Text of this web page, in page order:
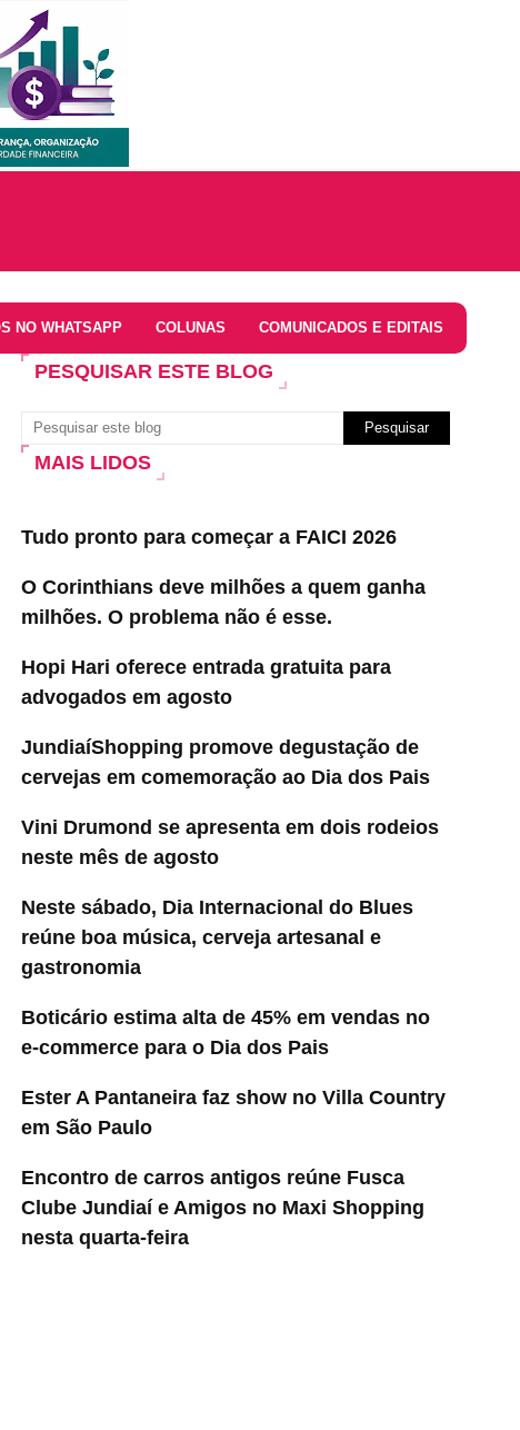
NO WHATSAPP COLUNAS COMUNICADOS E EDITAIS
PESQUISAR ESTE BLOG
MAIS LIDOS
Tudo pronto para começar a FAICI 2026
O Corinthians deve milhões a quem ganha
milhões. O problema não é esse.
Hopi Hari oferece entrada gratuita para
advogados em agosto
JundiaíShopping promove degustação de
cervejas em comemoração ao Dia dos Pais
Vini Drumond se apresenta em dois rodeios
neste mês de agosto
Neste sábado, Dia Internacional do Blues
reúne boa música, cerveja artesanal e
gastronomia
Boticário estima alta de 45% em vendas no
e-commerce para o Dia dos Pais
Ester A Pantaneira faz show no Villa Country
em São Paulo
Encontro de carros antigos reúne Fusca
Clube Jundiaí e Amigos no Maxi Shopping
nesta quarta-feira